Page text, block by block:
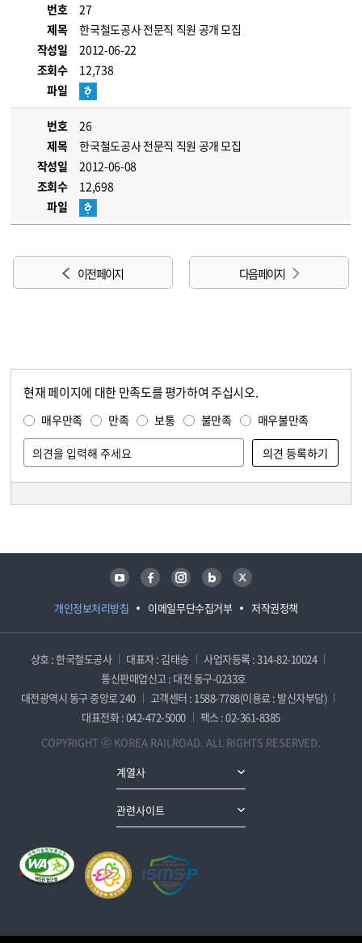
번호
27
제목
한국철도공사 전문직 직원 공개 모집
작성일
2012-06-22
조회수
12,738
파일
번호
26
제목
한국철도공사 전문직 직원 공개 모집
작성일
2012-06-08
조회수
12,698
파일
이전 페이지 다음 페이지
현재 페이지에 대한 만족도를 평가하여 주십시오.
매우만족 만족 보통 불만족 매우불만족
개인정보처리방침 이메일무단수집거부 저작권정책
유튜브 페이스북 인스타그램 블로그 트위터
상호 : 한국철도공사 대표자 : 김태승
사업자등록 : 314-82-10024
통신판매업신고 : 대전 동구-0233호
대전광역시 동구 중앙로 240
고객센터 : 1588-7788(이용료 : 발신자부담)
대표전화 : 042-472-5000
팩스 : 02-361-8385
COPYRIGHT ⓒ KOREA RAILROAD. ALL RIGHTS RESERVED.
계열사
관련사이트